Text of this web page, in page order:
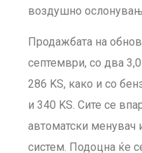
воздушно
Продажбата на
септември, со два
286 KS, како и со
и 340 KS. Сите се
автоматски менувач
систем. Подоцна ќе